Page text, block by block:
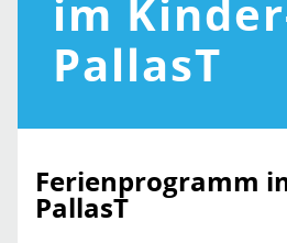
im
PallasT
Ferienprogramm
PallasT